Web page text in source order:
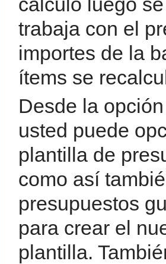
trabaja con el
importes de la
ítems se
Desde la
usted puede
plantilla de
como así
presupuestos
para crear el
plantilla.